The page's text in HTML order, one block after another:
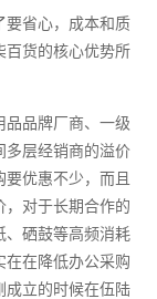
要省心，成本和质
百货的核心优势所
品品牌厂商、一级
多层经销商的溢价
优惠不少，而且
，对于长期合作的
、硒鼓等高频消耗
在在降低办公采购
成立的时候在伍陆